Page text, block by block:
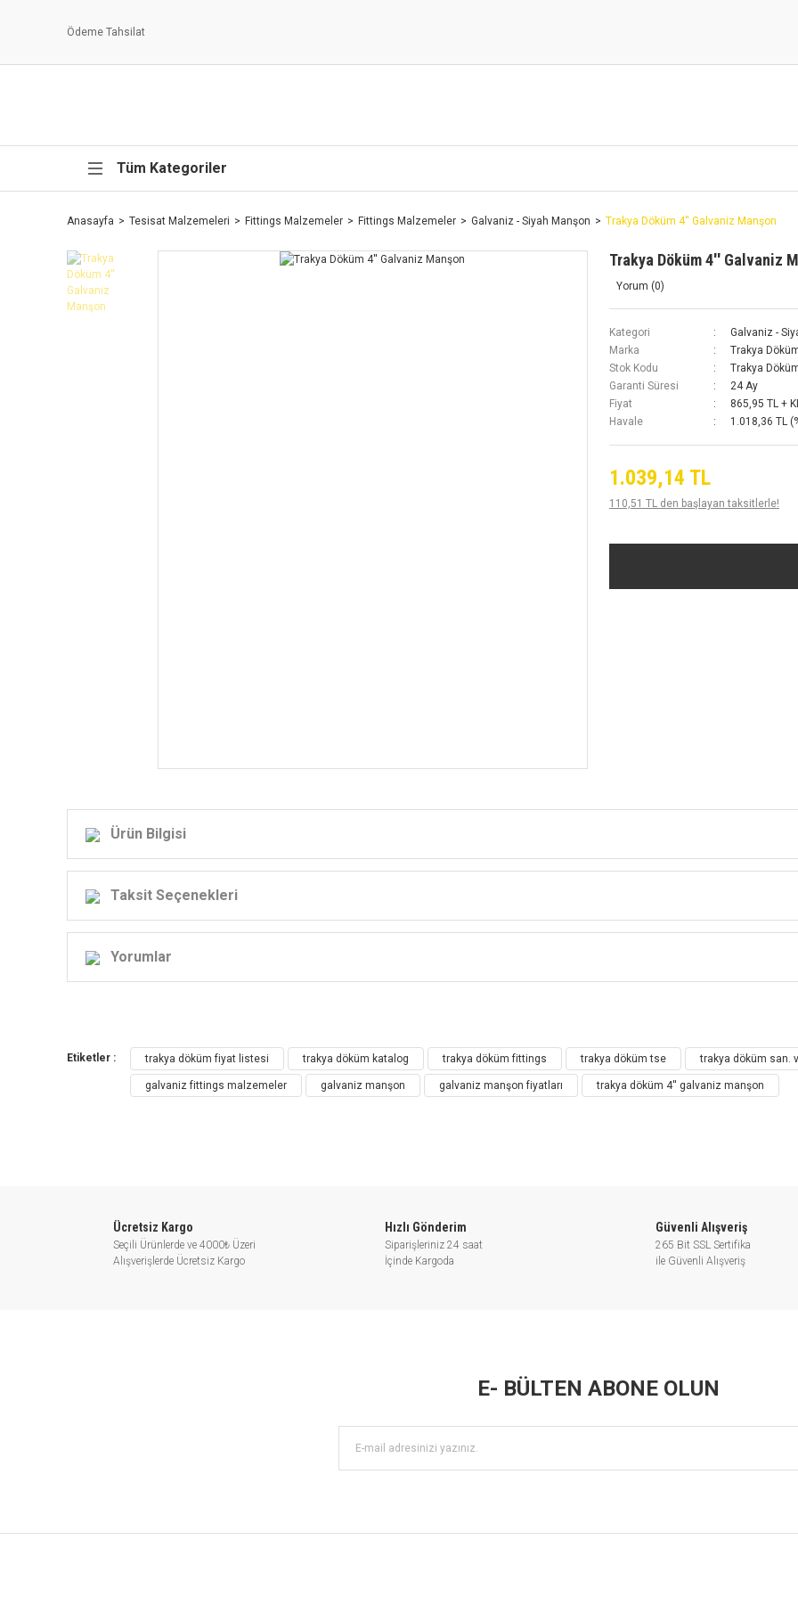
Ödeme Tahsilat
Tüm Kategoriler
Anasayfa Tesisat Malzemeleri Fittings Malzemeler Fittings Malzemeler Galvaniz - Siyah Manşon Trakya Döküm 4'' Galvaniz Manşon
Trakya Döküm 4'' Galvaniz
Yorum (0)
Kategori
Galvaniz -
Marka
Trakya
Stok Kodu
Trakya
Garanti Süresi
24 Ay
Fiyat
865,95 TL +
Havale
1.018,36 TL
1.039,14 TL
110,51 TL den başlayan taksitlerle!
Ürün Bilgisi
Trakya Döküm 4 '' Galvaniz MANŞON
Taksit Seçenekleri
Yorumlar
Yorum Yaz
Etiketler : trakya döküm fiyat listesi trakya döküm katalog trakya döküm fittings trakya döküm tse trakya döküm san.
galvaniz fittings malzemeler galvaniz manşon galvaniz manşon fiyatları trakya döküm 4'' galvaniz manşon
Ücretsiz Kargo
Seçili Ürünlerde ve 4000₺ Üzeri
Alışverişlerde Ücretsiz Kargo
Hızlı Gönderim
Siparişleriniz 24 saat
İçinde Kargoda
Güvenli Alışveriş
265 Bit SSL Sertifika
ile Güvenli Alışveriş
E- BÜLTEN ABONE OLUN